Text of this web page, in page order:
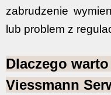
zabrudzenie
lub problem z
Dlaczego
Viessmann